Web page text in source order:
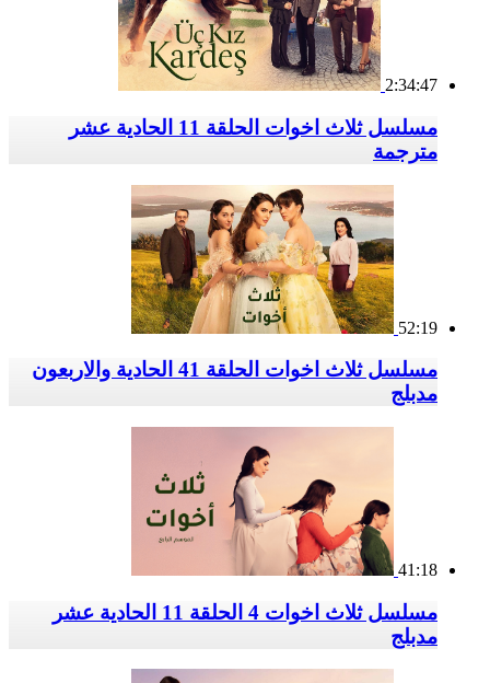
2:34:47
مسلسل ثلاث اخوات الحلقة 11 الحادية عشر
مترجمة
52:19
مسلسل ثلاث اخوات الحلقة 41 الحادية والاربعون
مدبلج
41:18
مسلسل ثلاث اخوات 4 الحلقة 11 الحادية عشر
مدبلج